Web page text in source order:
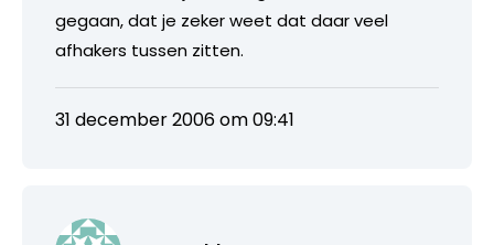
gegaan, dat je zeker weet dat daar veel
afhakers tussen zitten.
31 december 2006 om 09:41